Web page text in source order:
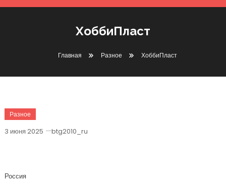
ХоббиПласт
Главная Разное ХоббиПласт
Разное
3 июня 2025 btg2010_ru
Россия